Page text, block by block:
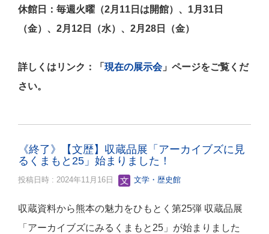
休館日：毎週火曜（2月11日は開館）、1月31日
（金）、2月12日（水）、2月28日（金）
詳しくはリンク：「 現在の展示会」ページをご覧くだ
さい。
《終了》【文歴】収蔵品展「アーカイブズに見
るくまもと25」始まりました！
投稿日時 : 2024年11月16日 文学・歴史館
収蔵資料から熊本の魅力をひもとく第25弾 収蔵品展
「アーカイブズにみるくまもと25」が始まりました